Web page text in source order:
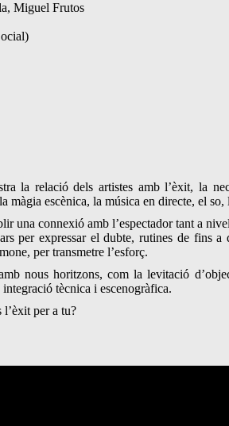
Miguel Frutos
la relació dels artistes amb l’èxit, la
escènica, la música en directe, el
una connexió amb l’espectador tant a
per expressar el dubte, rutines de fins
per transmetre l’esforç.
nous horitzons, com la levitació
tècnica i escenogràfica.
per a tu?